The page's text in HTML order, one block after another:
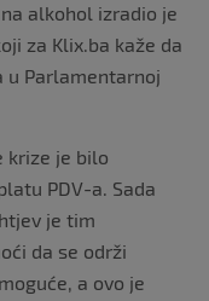
alkohol izradio je
za Klix.ba kaže da
u Parlamentarnoj
krize je bilo
PDV-a. Sada
je tim
da se održi
a ovo je